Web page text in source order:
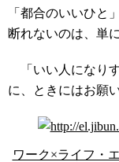
「都合のいいひと
断れないのは、単
「いい人になり
に、ときにはお願
ワーク×ライフ・